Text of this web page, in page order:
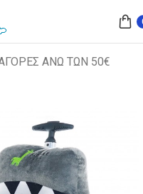
ΑΝΩ ΤΩΝ 50€
ΚΟΥΝΙΣΤΑ ΖΩΑΚΙΑ